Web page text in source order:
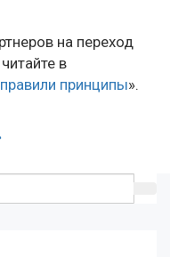
на переход
в
принципы».